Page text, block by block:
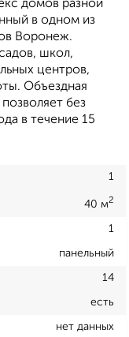
домов разной
в одном из
Воронеж.
школ,
центров,
Объездная
без
в течение 15
1
40 м2
1
панельный
14
есть
нет данных